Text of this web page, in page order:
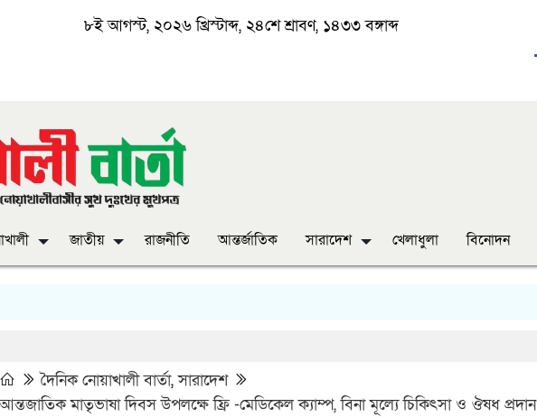
৮ই আগস্ট, ২০২৬ খ্রিস্টাব্দ, ২৪শে শ্রাবণ, ১৪৩৩ বঙ্গাব্দ
জাতীয় রাজনীতি আন্তর্জাতিক সারাদেশ খেলাধুলা বিনোদন
দৈনিক নোয়াখালী বার্তা,সারাদেশ
আন্তজাতিক মাতৃভাষা দিবস উপলক্ষে ফ্রি -মেডিকেল ক্যাম্প, বিনা মূল্যে চিকিৎসা ও ঔষধ প্রদান